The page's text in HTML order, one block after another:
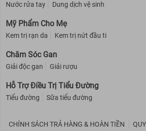
Nước rửa tay Dung dịch vệ sinh
Mỹ Phẩm Cho Mẹ
Kem trị rạn da Kem trị nứt đầu ti
Chăm Sóc Gan
Giải độc gan Giải rượu
Hỗ Trợ Điều Trị Tiểu Đường
Tiểu đường Sữa tiểu đường
CHÍNH SÁCH TRẢ HÀNG & HOÀN TIỀN